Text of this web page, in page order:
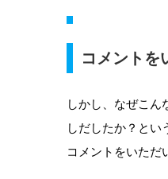
コメントを
しかし、なぜこん
しだしたか？とい
コメントをいただ